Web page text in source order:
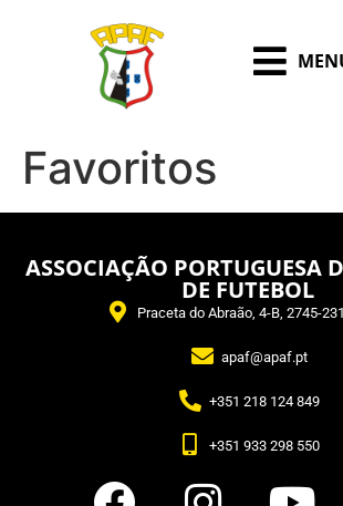
Favoritos
ASSOCIAÇÃO PORTUGUESA
DE FUTEBOL
Praceta do Abraão, 4-B, 2745-
apaf@apaf.pt
+351 218 124 849
+351 933 298 550